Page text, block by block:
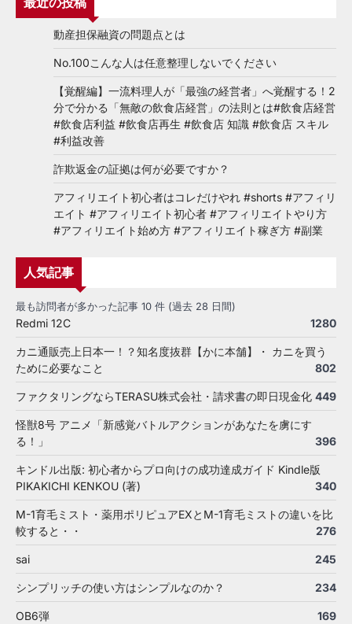
動産担保融資の問題点とは
No.100こんな人は任意整理しないでください
【覚醒編】一流料理人が「最強の経営者」へ覚醒する！2
分で分かる「無敵の飲食店経営」の法則とは#飲食店経営
#飲食店利益 #飲食店再生 #飲食店 知識 #飲食店 スキル
#利益改善
詐欺返金の証拠は何が必要ですか？
アフィリエイト初心者はコレだけやれ #shorts #アフィリ
エイト #アフィリエイト初心者 #アフィリエイトやり方
#アフィリエイト始め方 #アフィリエイト稼ぎ方 #副業
人気記事
最も訪問者が多かった記事 10 件 (過去 28 日間)
Redmi 12C 1280
カニ通販売上日本一！？知名度抜群【かに本舗】・ カニを買う
ために必要なこと
802
ファクタリングならTERASU株式会社・請求書の即日現金化 449
怪獣8号 アニメ「新感覚バトルアクションがあなたを虜にす
る！」
396
キンドル出版: 初心者からプロ向けの成功達成ガイド Kindle版
PIKAKICHI KENKOU (著)
340
M-1育毛ミスト・薬用ポリピュアEXとM-1育毛ミストの違いを比
較すると・・
276
sai 245
シンプリッチの使い方はシンプルなのか？ 234
OB6弾 169